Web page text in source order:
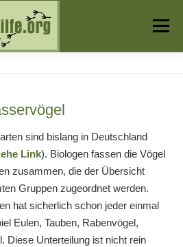
Menü
sind bislang in Deutschland
Link). Biologen fassen die Vögel
zusammen, die der Übersicht
Gruppen zugeordnet werden.
hat sicherlich schon jeder einmal
Eulen, Tauben, Rabenvögel,
Diese Unterteilung ist nicht rein